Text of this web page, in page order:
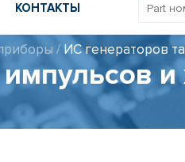
КОНТАКТЫ
/ ИС генераторов